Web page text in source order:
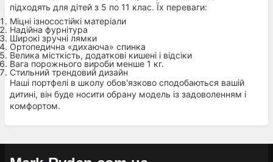
підходять для дітей з 5 по 11 клас. Їх переваги:
Міцні ізносостійкі матеріали
Надійна фурнітура
Широкі зручні лямки
Ортопедична «дихаюча» спинка
Велика місткість, додаткові кишені і відсіки
Вага порожнього вироби менше 1 кг.
Стильний трендовий дизайн
Наші портфелі в школу обов'язково сподобаються вашій
дитині, він буде носити обрану модель із задоволенням і
комфортом.